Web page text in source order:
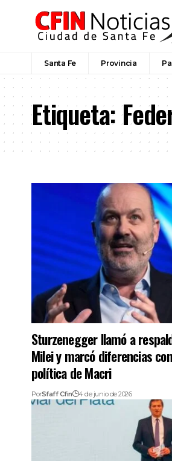
Santa Fe Provincia
Etiqueta:
Sturzenegger llamó a
Milei y marcó diferencias
política de Macri
PorSfaff Cfin 4 de junio de 2026